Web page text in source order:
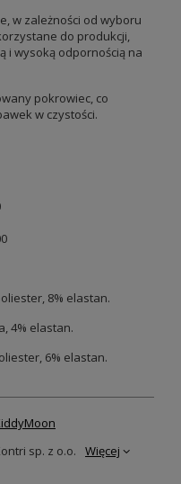
w zależności od wyboru
do produkcji,
i wysoką odpornością na
pokrowiec, co
w czystości.
8% elastan.
4% elastan.
6% elastan.
sp. z o.o. Więcej